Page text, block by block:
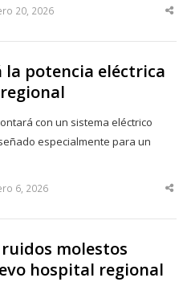
20, 2026
la potencia eléctrica
con un sistema eléctrico
especialmente para un
6, 2026
molestos
hospital regional